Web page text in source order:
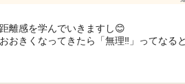
離感を学んでいきますし😊
おきくなってきたら「無理‼️」ってなる